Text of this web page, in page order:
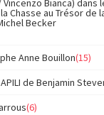
Bianca) dans
Chasse au Trésor de
Becker
Anne Bouillon(15)
de Benjamin
(6)